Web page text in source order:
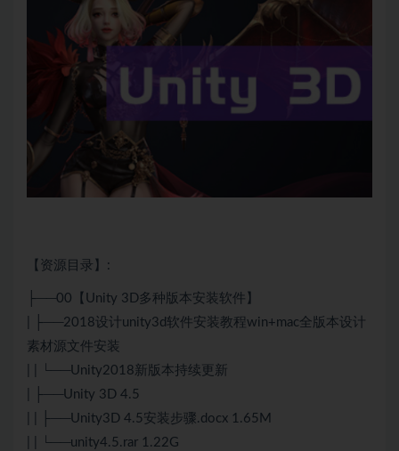
【资源目录】:
├──00【 Unity 3D多种版本安装软件】
| ├──2018设计unity3d软件安装教程win+mac全版本设计
素材源文件安装
| | └──Unity2018新版本持续更新
| ├──Unity 3D 4.5
| | ├──Unity3D 4.5安装步骤.docx 1.65M
| | └──unity4.5.rar 1.22G